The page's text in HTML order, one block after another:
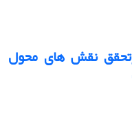
نقش های محول